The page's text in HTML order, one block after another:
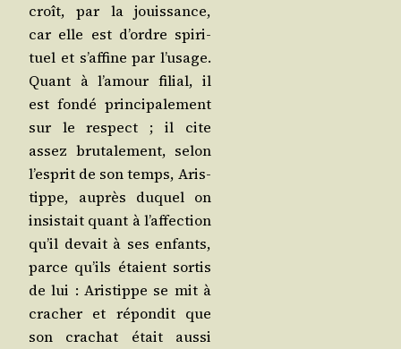
croît, par la jouis­sance,
car elle est d’ordre spi­ri­
tuel et s’af­fine par l’u­sage.
Quant à l’a­mour filial, il
est fon­dé prin­ci­pa­le­ment
sur le res­pect ; il cite
assez bru­ta­le­ment, selon
l’es­prit de son temps, Aris­
tippe, auprès duquel on
insis­tait quant à l’af­fec­tion
qu’il devait à ses enfants,
parce qu’ils étaient sor­tis
de lui : Aris­tippe se mit à
cra­cher et répon­dit que
son cra­chat était aus­si